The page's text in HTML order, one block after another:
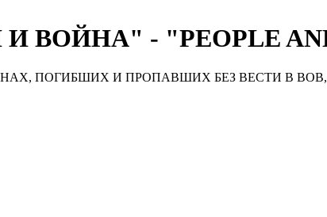
ВОЙНА" - "PEOPLE
ПОГИБШИХ И ПРОПАВШИХ БЕЗ ВЕСТИ В